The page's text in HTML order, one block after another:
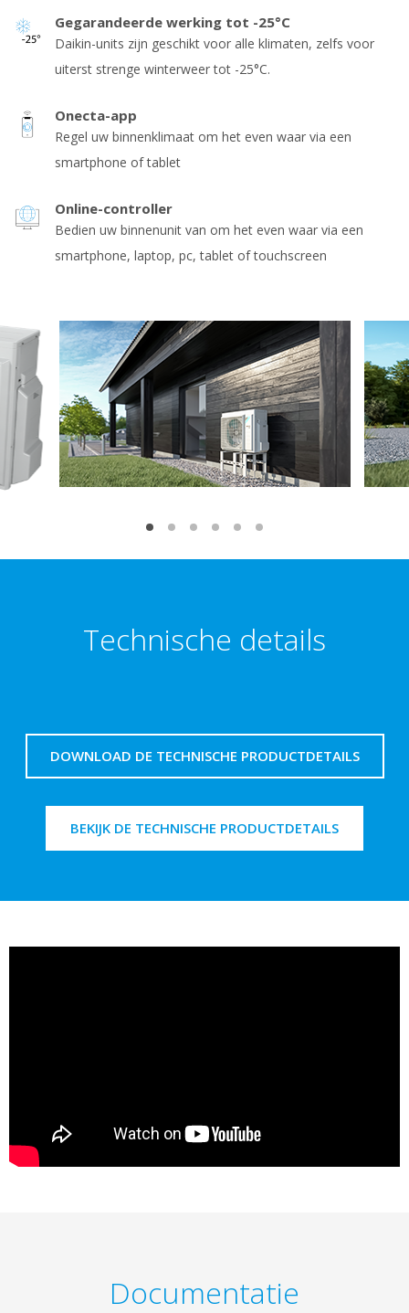
Gegarandeerde werking tot -25°C
Daikin-units zijn geschikt voor alle klimaten, zelfs voor
uiterst strenge winterweer tot -25°C.
Onecta-app
Regel uw binnenklimaat om het even waar via een
smartphone of tablet
Online-controller
Bedien uw binnenunit van om het even waar via een
smartphone, laptop, pc, tablet of touchscreen
Technische details
DOWNLOAD DE TECHNISCHE PRODUCTDETAILS
BEKIJK DE TECHNISCHE PRODUCTDETAILS
Documentatie